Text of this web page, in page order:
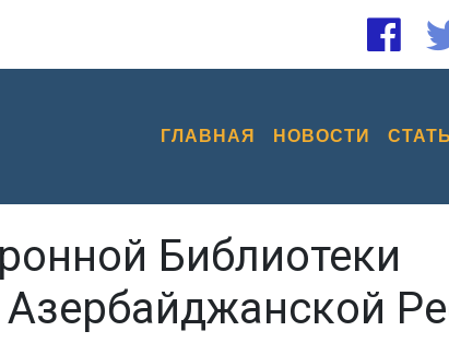
ГЛАВНАЯ НОВОСТИ
Библиотеки